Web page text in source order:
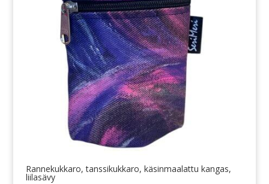
Rannekukkaro, tanssikukkaro, käsinmaalattu kangas,
liilasävy